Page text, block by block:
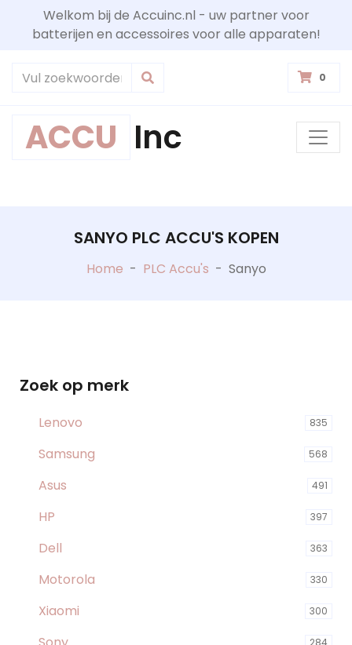
Welkom bij de Accuinc.nl - uw partner voor
batterijen en accessoires voor alle apparaten!
0
ACCU Inc
SANYO PLC ACCU'S KOPEN
Home - PLC Accu's - Sanyo
Zoek op merk
Lenovo 835
Samsung 568
Asus 491
HP 397
Dell 363
Motorola 330
Xiaomi 300
284